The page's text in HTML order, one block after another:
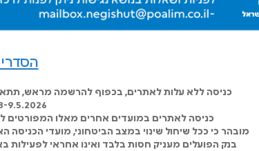
כניסה ללא עלות לאתרים, בכפוף להרשמה מראש,
, 15-16.5.2026 , 29-30.5.2026
כניסה לאתרים במועדים אחרים מאלו המפורטים
מובהר כי ככל שיחול שינוי במצב הביטחוני, מועדי
בנק הפועלים מעניק חסות בלבד ואינו אחראי לפעילות